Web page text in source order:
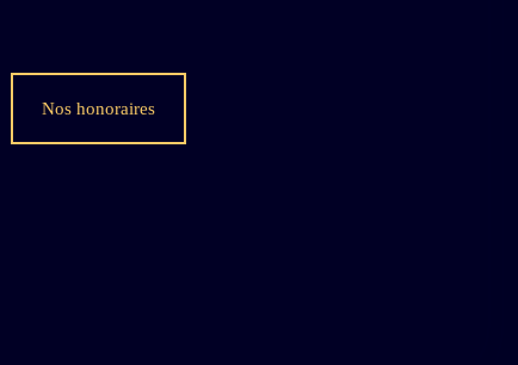
Nos honoraires